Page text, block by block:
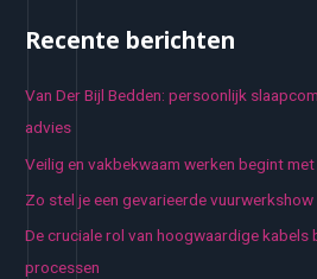
Recente berichten
Van Der Bijl Bedden: persoonlijk
advies
Veilig en vakbekwaam werken begint
Zo stel je een gevarieerde vuurwerkshow
De cruciale rol van hoogwaardige kabels
processen